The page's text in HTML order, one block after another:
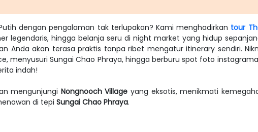
dengan pengalaman tak terlupakan? Kami menghadirkan tour
legendaris, hingga belanja seru di night market yang hidup
Anda akan terasa praktis tanpa ribet mengatur itinerary sendiri.
menyusuri Sungai Chao Phraya, hingga berburu spot foto
indah!
mengunjungi Nongnooch Village yang eksotis, menikmati
di tepi Sungai Chao Phraya.